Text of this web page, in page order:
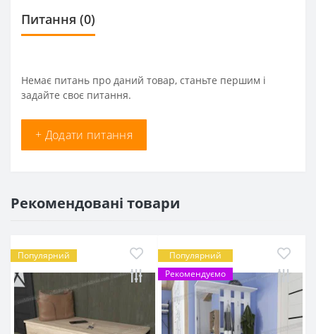
Питання (0)
Немає питань про даний товар, станьте першим і
задайте своє питання.
+ Додати питання
Рекомендовані товари
Популярний
Популярний
Рекомендуємо